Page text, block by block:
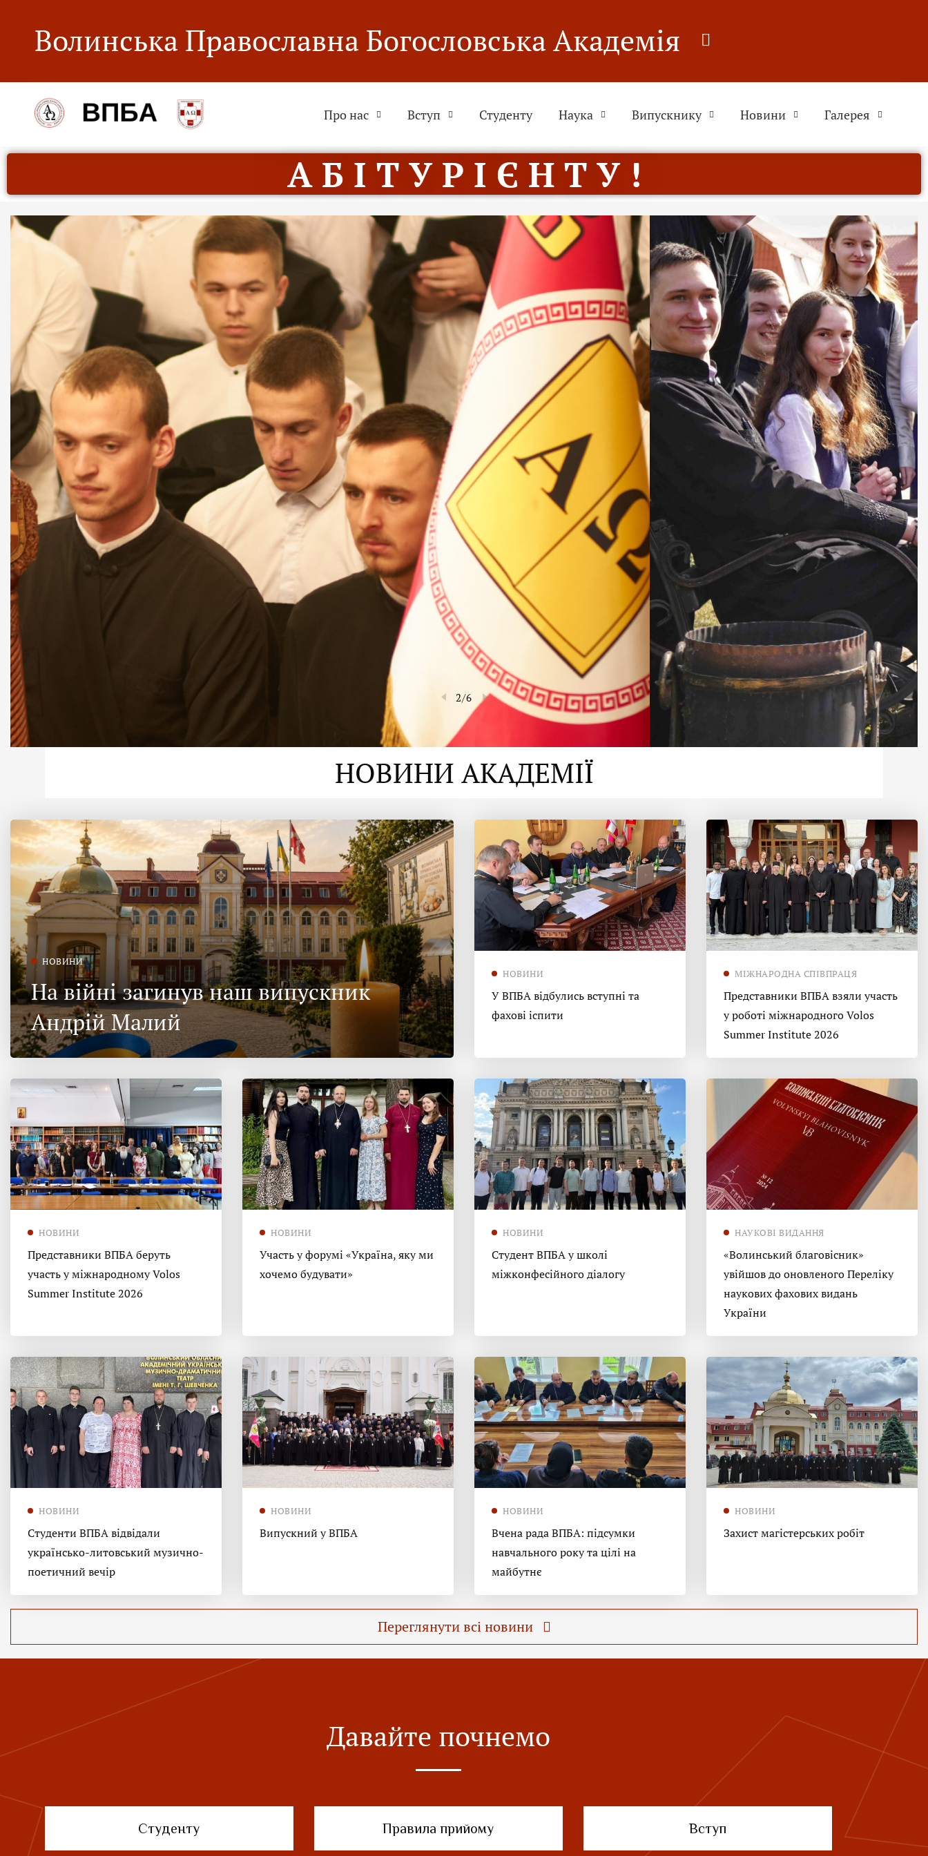
Волинська Православна Богословська Академія
Про нас Вступ Студенту Наука Випускнику Новини Галерея
А Б І Т У Р І Є Н Т У !
ДУХОВНО СИЛЬНІ!
ВПБА — спільнота, де
формується покликання
Читати більше
2/6
НОВИНИ АКАДЕМІЇ
НОВИНИ
На війні загинув наш випускник
Андрій Малий
НОВИНИ
У ВПБА відбулись вступні та
фахові іспити
МІЖНАРОДНА СПІВПРАЦЯ
Представники ВПБА взяли участь
у роботі міжнародного Volos
Summer Institute 2026
НОВИНИ
Представники ВПБА беруть
участь у міжнародному Volos
Summer Institute 2026
НОВИНИ
Участь у форумі «Україна, яку ми
хочемо будувати»
НОВИНИ
Студент ВПБА у школі
міжконфесійного діалогу
НАУКОВІ ВИДАННЯ
«Волинський благовісник»
увійшов до оновленого Переліку
наукових фахових видань
України
НОВИНИ
Студенти ВПБА відвідали
українсько-литовський музично-
поетичний вечір
НОВИНИ
Випускний у ВПБА
НОВИНИ
Вчена рада ВПБА: підсумки
навчального року та цілі на
майбутнє
НОВИНИ
Захист магістерських робіт
Переглянути всі новини
Давайте почнемо
Студенту Правила прийому Вступ